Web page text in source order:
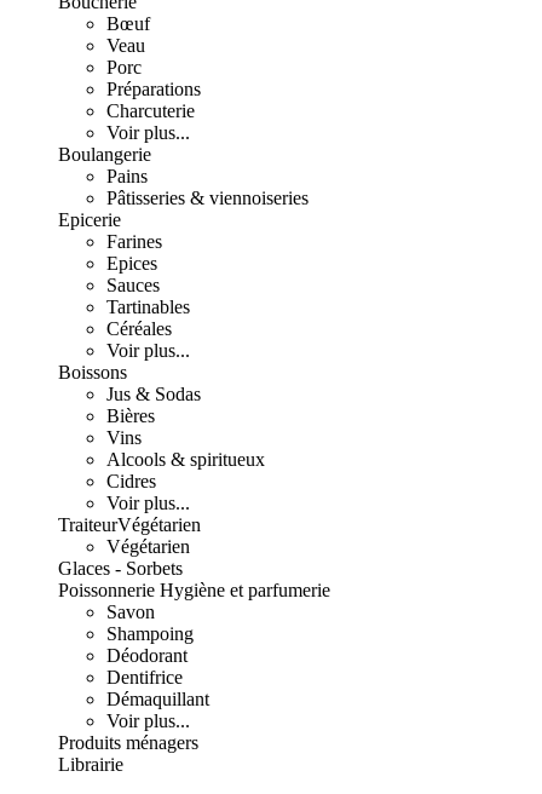
Bœuf
Veau
Porc
Préparations
Charcuterie
Voir plus...
Boulangerie
Pains
Pâtisseries & viennoiseries
Epicerie
Farines
Epices
Sauces
Tartinables
Céréales
Voir plus...
Boissons
Jus & Sodas
Bières
Vins
Alcools & spiritueux
Cidres
Voir plus...
TraiteurVégétarien
Végétarien
Glaces - Sorbets
Poissonnerie Hygiène et parfumerie
Savon
Shampoing
Déodorant
Dentifrice
Démaquillant
Voir plus...
Produits ménagers
Librairie